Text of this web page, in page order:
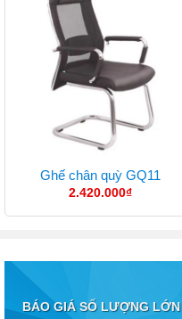
Ghế chân quỳ GQ11
2.420.000₫
BÁO GIÁ SỐ LƯỢNG LỚN